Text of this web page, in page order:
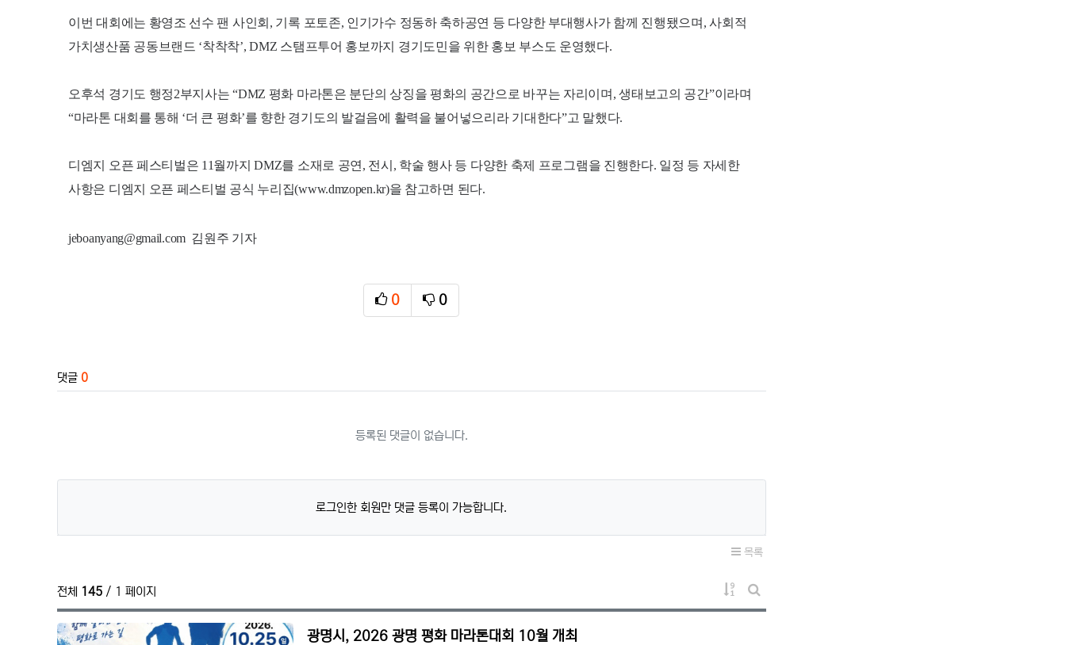
이번 대회에는 황영조 선수 팬 사인회, 기록 포토존, 인기가수 정동하 축하공연 등 다양한 부대행사가 함께 진행됐으며, 사회적
가치생산품 공동브랜드 ‘착착착’, DMZ 스탬프투어 홍보까지 경기도민을 위한 홍보 부스도 운영했다.
오후석 경기도 행정2부지사는 “DMZ 평화 마라톤은 분단의 상징을 평화의 공간으로 바꾸는 자리이며, 생태보고의 공간”이라며
“마라톤 대회를 통해 ‘더 큰 평화’를 향한 경기도의 발걸음에 활력을 불어넣으리라 기대한다”고 말했다.
디엠지 오픈 페스티벌은 11월까지 DMZ를 소재로 공연, 전시, 학술 행사 등 다양한 축제 프로그램을 진행한다. 일정 등 자세한
사항은 디엠지 오픈 페스티벌 공식 누리집(www.dmzopen.kr)을 참고하면 된다.
jeboanyang@gmail.com 김원주 기자
0
추천
0
비추천
댓글 0
등록된 댓글이 없습니다.
로그인한 회원만 댓글 등록이 가능합니다.
목록
전체 145 / 1 페이지
게시물 정렬
게시판 검색
광명시, 2026 광명 평화 마라톤대회 10월 개최